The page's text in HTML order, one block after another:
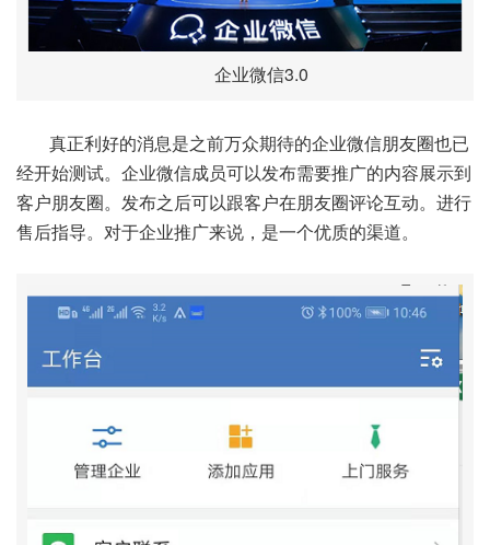
企业微信3.0
真正利好的消息是之前万众期待的企业微信朋友圈也已
经开始测试。企业微信成员可以发布需要推广的内容展示到
客户朋友圈。发布之后可以跟客户在朋友圈评论互动。进行
售后指导。对于企业推广来说，是一个优质的渠道。